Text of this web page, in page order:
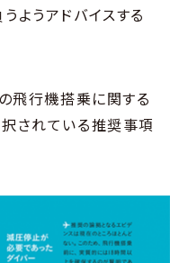
ようアドバイスする
飛行機搭乗に関する
されている推奨事項